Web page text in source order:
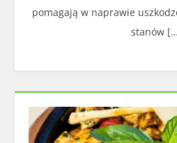
pomagają w naprawie
stanów